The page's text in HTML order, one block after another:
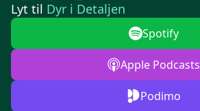
Lyt til Dyr i Detaljen
Spotify
Apple Podcasts
Podimo